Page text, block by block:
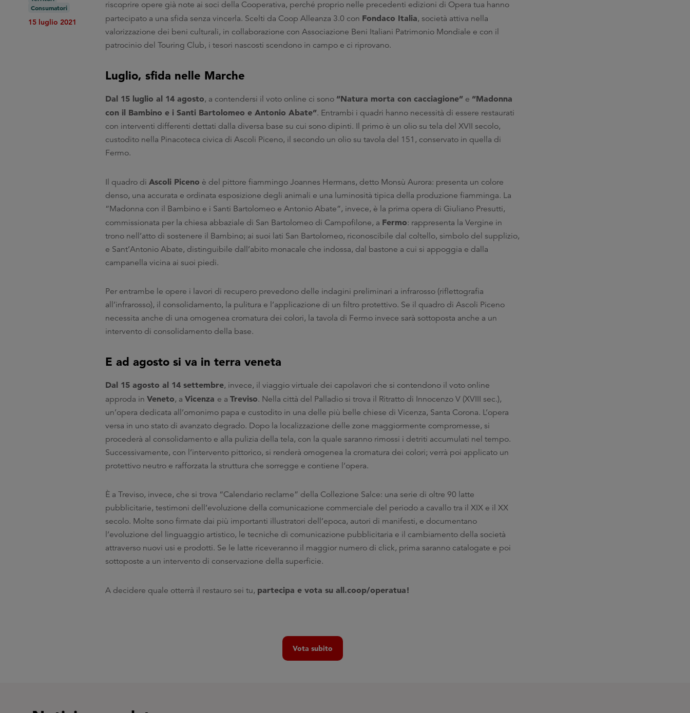
Consumatori
15 luglio 2021
riscoprire opere già note ai soci della Cooperativa, perché proprio nelle precedenti edizioni di Opera tua hanno
partecipato a una sfida senza vincerla. Scelti da Coop Alleanza 3.0 con Fondaco Italia, società attiva nella
valorizzazione dei beni culturali, in collaborazione con Associazione Beni Italiani Patrimonio Mondiale e con il
patrocinio del Touring Club, i tesori nascosti scendono in campo e ci riprovano.
Luglio, sfida nelle Marche
Dal 15 luglio al 14 agosto, a contendersi il voto online ci sono “Natura morta con cacciagione” e “Madonna
con il Bambino e i Santi Bartolomeo e Antonio Abate”. Entrambi i quadri hanno necessità di essere restaurati
con interventi differenti dettati dalla diversa base su cui sono dipinti. Il primo è un olio su tela del XVII secolo,
custodito nella Pinacoteca civica di Ascoli Piceno, il secondo un olio su tavola del 151, conservato in quella di
Fermo.
Il quadro di Ascoli Piceno è del pittore fiammingo Joannes Hermans, detto Monsù Aurora: presenta un colore
denso, una accurata e ordinata esposizione degli animali e una luminosità tipica della produzione fiamminga. La
“Madonna con il Bambino e i Santi Bartolomeo e Antonio Abate”, invece, è la prima opera di Giuliano Presutti,
commissionata per la chiesa abbaziale di San Bartolomeo di Campofilone, a Fermo: rappresenta la Vergine in
trono nell’atto di sostenere il Bambino; ai suoi lati San Bartolomeo, riconoscibile dal coltello, simbolo del supplizio,
e Sant’Antonio Abate, distinguibile dall’abito monacale che indossa, dal bastone a cui si appoggia e dalla
campanella vicina ai suoi piedi.
Per entrambe le opere i lavori di recupero prevedono delle indagini preliminari a infrarosso (riflettografia
all’infrarosso), il consolidamento, la pulitura e l’applicazione di un filtro protettivo. Se il quadro di Ascoli Piceno
necessita anche di una omogenea cromatura dei colori, la tavola di Fermo invece sarà sottoposta anche a un
intervento di consolidamento della base.
E ad agosto si va in terra veneta
Dal 15 agosto al 14 settembre, invece, il viaggio virtuale dei capolavori che si contendono il voto online
approda in Veneto, a Vicenza e a Treviso. Nella città del Palladio si trova il Ritratto di Innocenzo V (XVIII sec.),
un’opera dedicata all’omonimo papa e custodito in una delle più belle chiese di Vicenza, Santa Corona. L’opera
versa in uno stato di avanzato degrado. Dopo la localizzazione delle zone maggiormente compromesse, si
procederà al consolidamento e alla pulizia della tela, con la quale saranno rimossi i detriti accumulati nel tempo.
Successivamente, con l’intervento pittorico, si renderà omogenea la cromatura dei colori; verrà poi applicato un
protettivo neutro e rafforzata la struttura che sorregge e contiene l’opera.
È a Treviso, invece, che si trova “Calendario reclame” della Collezione Salce: una serie di oltre 90 latte
pubblicitarie, testimoni dell’evoluzione della comunicazione commerciale del periodo a cavallo tra il XIX e il XX
secolo. Molte sono firmate dai più importanti illustratori dell’epoca, autori di manifesti, e documentano
l’evoluzione del linguaggio artistico, le tecniche di comunicazione pubblicitaria e il cambiamento della società
attraverso nuovi usi e prodotti. Se le latte riceveranno il maggior numero di click, prima saranno catalogate e poi
sottoposte a un intervento di conservazione della superficie.
A decidere quale otterrà il restauro sei tu, partecipa e vota su all.coop/operatua!
Vota subito